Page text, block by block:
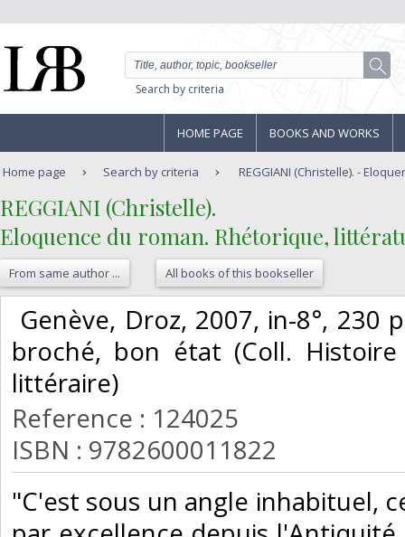
Search by criteria
HOME PAGE BOOKS AND WORKS
Home page Search by criteria REGGIANI (Christelle). -
‎REGGIANI (Christelle).‎
‎Eloquence du roman. Rhétorique,
From same author ... All books of this bookseller
Genève, Droz, 2007, in-8°, 230
broché, bon état (Coll.
littéraire)‎
Reference : 124025
ISBN : 9782600011822
‎"C'est sous un angle inhabituel,